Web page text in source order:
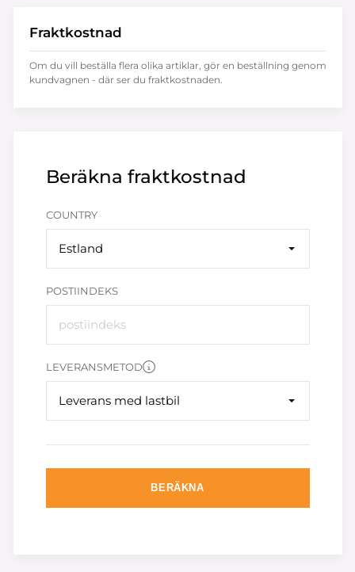
Beräkna fraktkostnad
COUNTRY
Estland
POSTIINDEKS
LEVERANSMETOD
Leverans med lastbil
BERÄKNA
Fraktkostnad
Om du vill beställa flera olika artiklar, gör en beställning genom
kundvagnen - där ser du fraktkostnaden.